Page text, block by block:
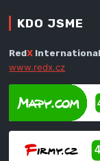
KDO JSME
RedX International
www.redx.cz